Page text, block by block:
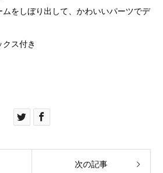
をしぼり出して、かわいいパーツでデ
ス付き
次の記事